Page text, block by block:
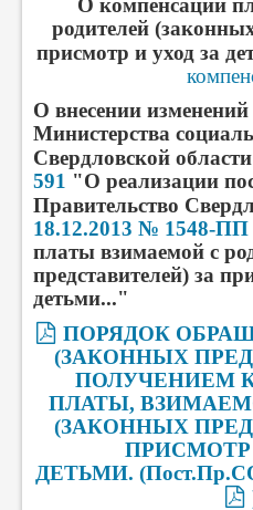
О компенсации
родителей
присмотр и уход за
О внесении
Министерства
Свердловской
591 "О реализации
Правительство
18.12.2013 № 1548-ПП
платы взимаемой с
представителей) за
детьми..."
ПОРЯДОК
(ЗАКОННЫХ
ПОЛУЧЕНИЕМ
ПЛАТЫ,
(ЗАКОННЫХ
ПРИСМОТР
ДЕТЬМИ. (